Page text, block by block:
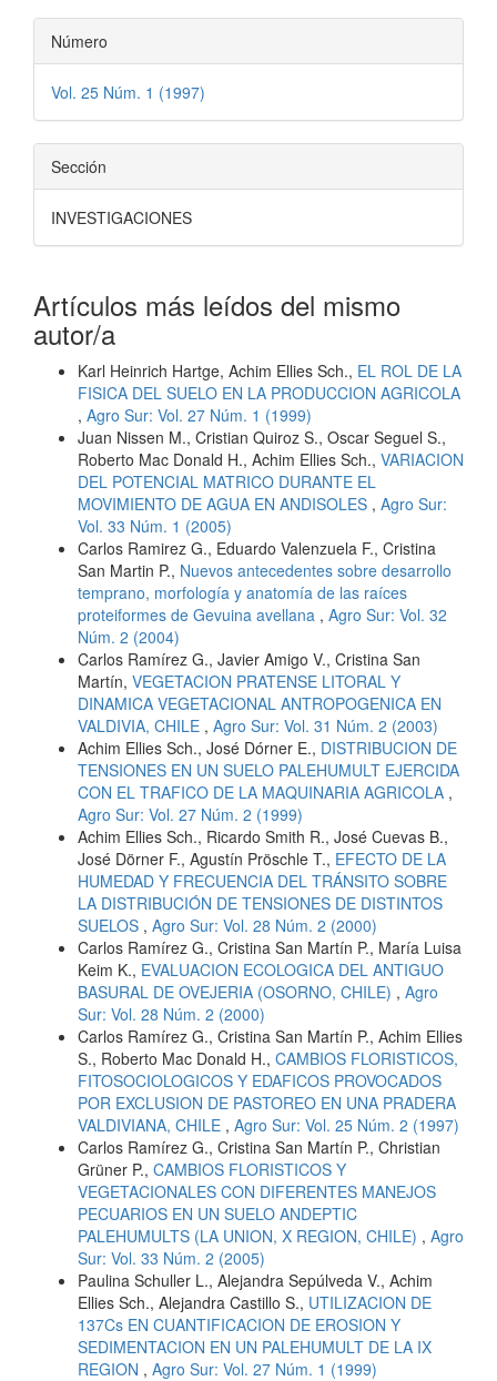
Número
Vol. 25 Núm. 1 (1997)
Sección
INVESTIGACIONES
Artículos más leídos del mismo
autor/a
Karl Heinrich Hartge, Achim Ellies Sch., EL ROL DE LA
FISICA DEL SUELO EN LA PRODUCCION AGRICOLA
, Agro Sur: Vol. 27 Núm. 1 (1999)
Juan Nissen M., Cristian Quiroz S., Oscar Seguel S.,
Roberto Mac Donald H., Achim Ellies Sch., VARIACION
DEL POTENCIAL MATRICO DURANTE EL
MOVIMIENTO DE AGUA EN ANDISOLES , Agro Sur:
Vol. 33 Núm. 1 (2005)
Carlos Ramirez G., Eduardo Valenzuela F., Cristina
San Martin P., Nuevos antecedentes sobre desarrollo
temprano, morfología y anatomía de las raíces
proteiformes de Gevuina avellana , Agro Sur: Vol. 32
Núm. 2 (2004)
Carlos Ramírez G., Javier Amigo V., Cristina San
Martín, VEGETACION PRATENSE LITORAL Y
DINAMICA VEGETACIONAL ANTROPOGENICA EN
VALDIVIA, CHILE , Agro Sur: Vol. 31 Núm. 2 (2003)
Achim Ellies Sch., José Dórner E., DISTRIBUCION DE
TENSIONES EN UN SUELO PALEHUMULT EJERCIDA
CON EL TRAFICO DE LA MAQUINARIA AGRICOLA ,
Agro Sur: Vol. 27 Núm. 2 (1999)
Achim Ellies Sch., Ricardo Smith R., José Cuevas B.,
José Dörner F., Agustín Pröschle T., EFECTO DE LA
HUMEDAD Y FRECUENCIA DEL TRÁNSITO SOBRE
LA DISTRIBUCIÓN DE TENSIONES DE DISTINTOS
SUELOS , Agro Sur: Vol. 28 Núm. 2 (2000)
Carlos Ramírez G., Cristina San Martín P., María Luisa
Keim K., EVALUACION ECOLOGICA DEL ANTIGUO
BASURAL DE OVEJERIA (OSORNO, CHILE) , Agro
Sur: Vol. 28 Núm. 2 (2000)
Carlos Ramírez G., Cristina San Martín P., Achim Ellies
S., Roberto Mac Donald H., CAMBIOS FLORISTICOS,
FITOSOCIOLOGICOS Y EDAFICOS PROVOCADOS
POR EXCLUSION DE PASTOREO EN UNA PRADERA
VALDIVIANA, CHILE , Agro Sur: Vol. 25 Núm. 2 (1997)
Carlos Ramírez G., Cristina San Martín P., Christian
Grüner P., CAMBIOS FLORISTICOS Y
VEGETACIONALES CON DIFERENTES MANEJOS
PECUARIOS EN UN SUELO ANDEPTIC
PALEHUMULTS (LA UNION, X REGION, CHILE) , Agro
Sur: Vol. 33 Núm. 2 (2005)
Paulina Schuller L., Alejandra Sepúlveda V., Achim
Ellies Sch., Alejandra Castillo S., UTILIZACION DE
137Cs EN CUANTIFICACION DE EROSION Y
SEDIMENTACION EN UN PALEHUMULT DE LA IX
REGION , Agro Sur: Vol. 27 Núm. 1 (1999)